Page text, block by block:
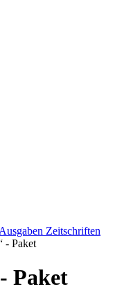
Zeitschriften
- Paket
Paket